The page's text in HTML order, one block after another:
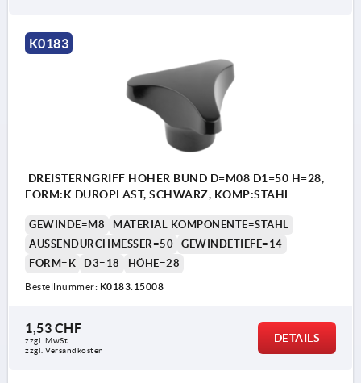
K0183
DREISTERNGRIFF HOHER BUND D=M08 D1=50 H=28,
FORM:K DUROPLAST, SCHWARZ, KOMP:STAHL
GEWINDE=M8
MATERIAL KOMPONENTE=STAHL
AUSSENDURCHMESSER=50
GEWINDETIEFE=14
FORM=K
D3=18 HÖHE=28
Bestellnummer: K0183.15008
1,53 CHF
zzgl. MwSt.
zzgl. Versandkosten
DETAILS